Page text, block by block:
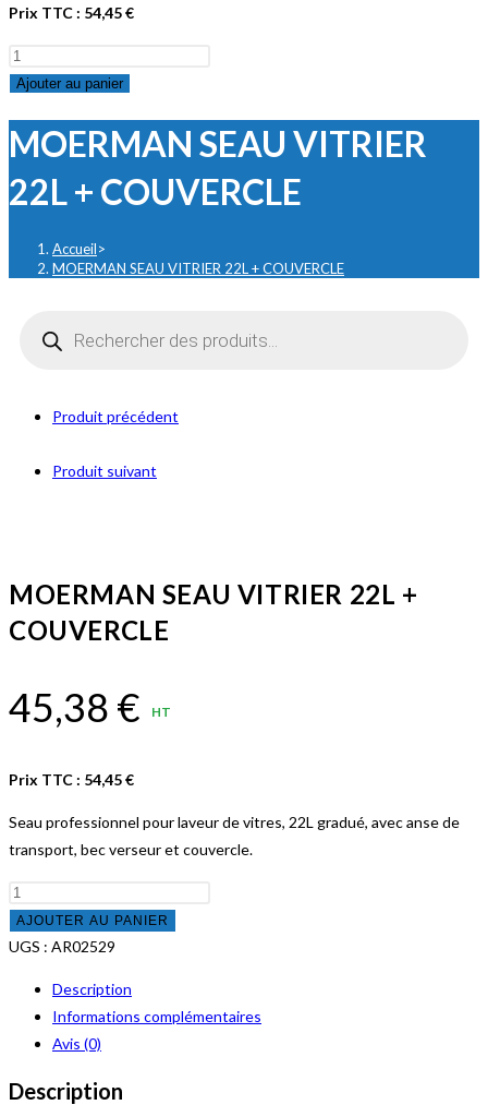
Prix TTC : 54,45€
quantité
de
SEAU
VITRIER
22L
COUVERCLE
Ajouter au panier
MOERMAN SEAU VITRIER
22L + COUVERCLE
Accueil>
MOERMAN SEAU VITRIER 22L + COUVERCLE
produits
Produit précédent
Produit suivant
MOERMAN SEAU VITRIER 22L +
COUVERCLE
45,38 € HT
Prix TTC : 54,45€
Seau professionnel pour laveur de vitres, 22L gradué, avec anse de
transport, bec verseur et couvercle.
quantité
de
MOERMAN
VITRIER
COUVERCLE
AJOUTER AU PANIER
UGS : AR02529
Description
Informations complémentaires
Avis (0)
Description